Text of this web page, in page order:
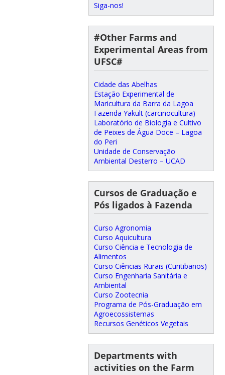
Siga-nos!
#Other Farms and
Experimental Areas from
UFSC#
Cidade das Abelhas
Estação Experimental de
Maricultura da Barra da Lagoa
Fazenda Yakult (carcinocultura)
Laboratório de Biologia e Cultivo
de Peixes de Água Doce – Lagoa
do Peri
Unidade de Conservação
Ambiental Desterro – UCAD
Cursos de Graduação e
Pós ligados à Fazenda
Curso Agronomia
Curso Aquicultura
Curso Ciência e Tecnologia de
Alimentos
Curso Ciências Rurais (Curitibanos)
Curso Engenharia Sanitária e
Ambiental
Curso Zootecnia
Programa de Pós-Graduação em
Agroecossistemas
Recursos Genéticos Vegetais
Departments with
activities on the Farm